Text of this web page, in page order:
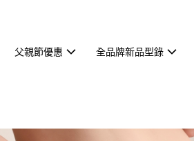
父親節優惠 全品牌新品型錄